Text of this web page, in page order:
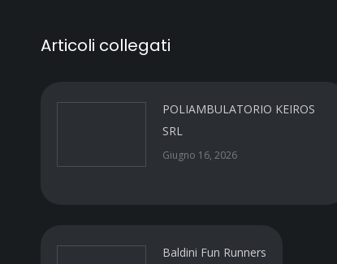
Articoli collegati
POLIAMBULATORIO KEIROS
SRL
Giugno 16, 2026
Baldini Fun Runners